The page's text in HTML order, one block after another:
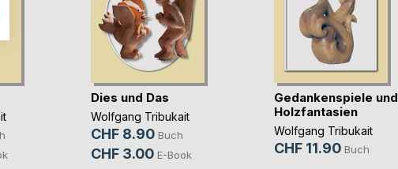
Dies und Das
Wolfgang Tribukait
CHF 8.90 Buch
CHF 3.00 E-Book
Gedankenspiele und
Holzfantasien
Wolfgang Tribukait
CHF 11.90 Buch